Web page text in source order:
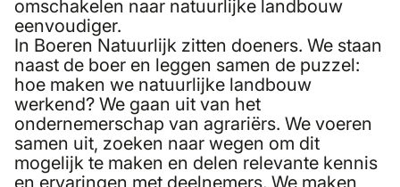
omschakelen naar natuurlijke landbouw
eenvoudiger.
In Boeren Natuurlijk zitten doeners. We staan
naast de boer en leggen samen de puzzel:
hoe maken we natuurlijke landbouw
werkend? We gaan uit van het
ondernemerschap van agrariërs. We voeren
samen uit, zoeken naar wegen om dit
mogelijk te maken en delen relevante kennis
en ervaringen met deelnemers. We maken